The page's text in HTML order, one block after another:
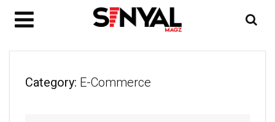
Category: E-Commerce